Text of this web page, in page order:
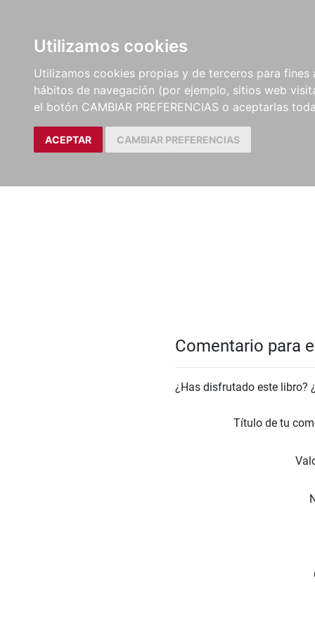
Utilizamos cookies
Utilizamos cookies propias y de terceros para
hábitos de navegación (por ejemplo, sitios web
el botón CAMBIAR PREFERENCIAS o aceptarlas
ACEPTAR CAMBIAR PREFERENCIAS
Comentario para
¿Has disfrutado este libro?
Título de tu